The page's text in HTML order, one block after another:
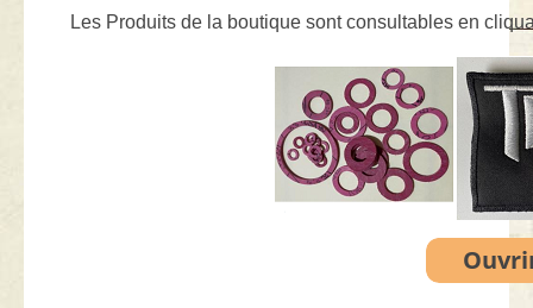
Les Produits de la boutique sont consultables en